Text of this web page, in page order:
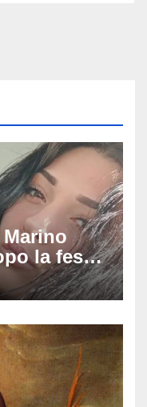
la festa
senza
è giallo